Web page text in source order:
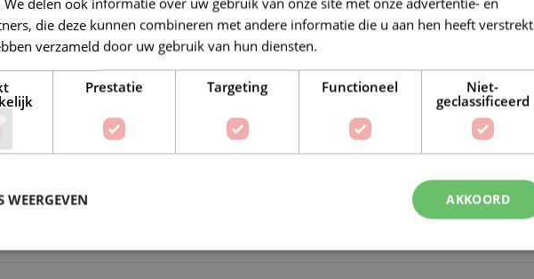
Vóór 16:30 besteld = Zelfde (werk)dag verzonden
Veilig online betalen
Delen:
die deze kunnen combineren met andere informatie die u aan hen heeft verstrekt
verzameld door uw gebruik van hun diensten.
Prestatie Targeting Functioneel
Niet-
geclassificeerd
AKKOORD
WEERGEVEN